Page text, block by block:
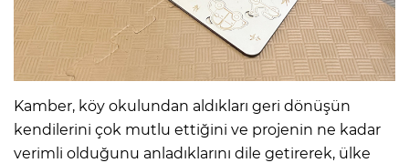
Kamber, köy okulundan aldıkları geri dönüşün
kendilerini çok mutlu ettiğini ve projenin ne kadar
verimli olduğunu anladıklarını dile getirerek, ülke